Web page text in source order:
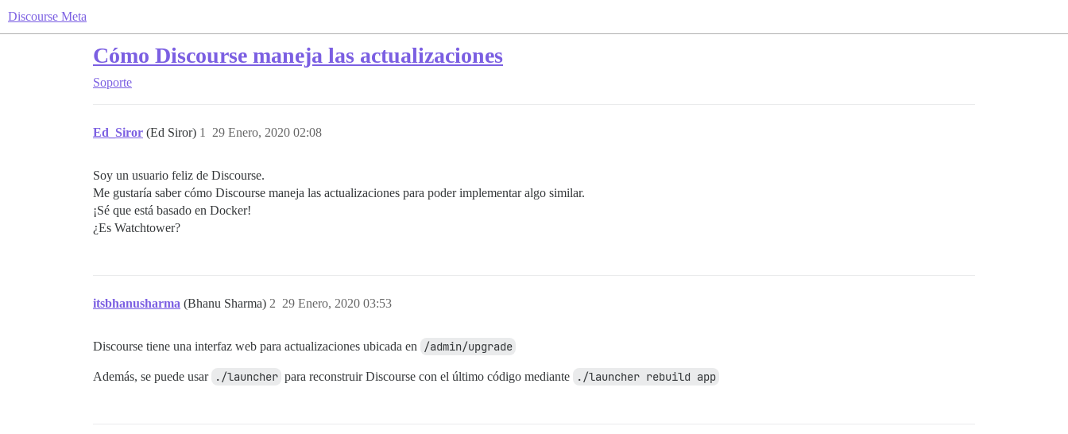
Discourse Meta
Cómo Discourse maneja las actualizaciones
Soporte
Ed_Siror (Ed Siror) 29 Enero, 2020 02:08
1
Soy un usuario feliz de Discourse.
Me gustaría saber cómo Discourse maneja las actualizaciones para poder implementar algo similar.
¡Sé que está basado en Docker!
¿Es Watchtower?
itsbhanusharma (Bhanu Sharma) 29 Enero, 2020 03:53
2
Discourse tiene una interfaz web para actualizaciones ubicada en /admin/upgrade
Además, se puede usar ./launcher para reconstruir Discourse con el último código mediante ./launcher rebuild app